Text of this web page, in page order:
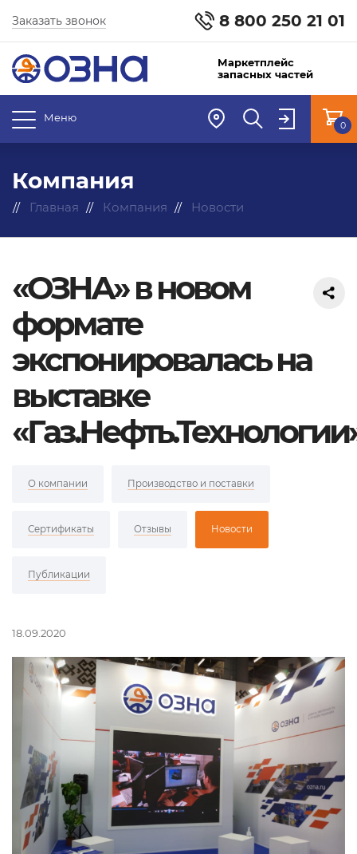
8 800 250 21 01
Заказать звонок
Маркетплейс
запасных частей
Меню
0
Компания
Главная Компания Новости
«ОЗНА» в новом
формате
экспонировалась на
выставке
О компании Производство и поставки
Сертификаты Отзывы Новости
Публикации
18.09.2020